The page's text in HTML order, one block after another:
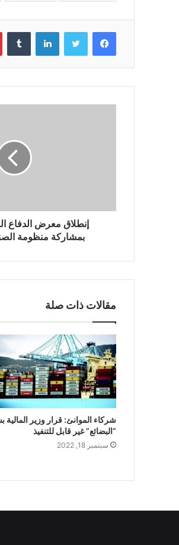
فيسبوك تويتر لينكدإن
إنطلاق معرض الدفاع
بمشاركة منظومة
مقالات ذات صلة
شركاء الموانئ: قرار وزير المالية
“البضائع” غير قابل للتنفيذ
سبتمبر 18, 2022